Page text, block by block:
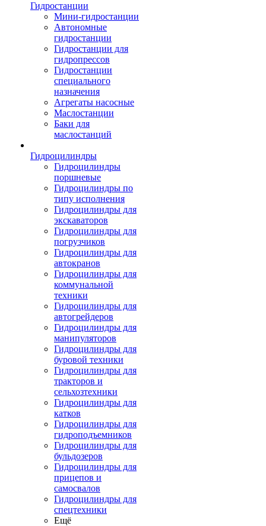
Гидростанции
Мини-гидростанции
Автономные
гидростанции
Гидростанции для
гидропрессов
Гидростанции
специального
назначения
Агрегаты насосные
Маслостанции
Баки для
маслостанций
Гидроцилиндры
Гидроцилиндры
поршневые
Гидроцилиндры по
типу исполнения
Гидроцилиндры для
экскаваторов
Гидроцилиндры для
погрузчиков
Гидроцилиндры для
автокранов
Гидроцилиндры для
коммунальной
техники
Гидроцилиндры для
автогрейдеров
Гидроцилиндры для
манипуляторов
Гидроцилиндры для
буровой техники
Гидроцилиндры для
тракторов и
сельхозтехники
Гидроцилиндры для
катков
Гидроцилиндры для
гидроподъемников
Гидроцилиндры для
бульдозеров
Гидроцилиндры для
прицепов и
самосвалов
Гидроцилиндры для
спецтехники
Ещё